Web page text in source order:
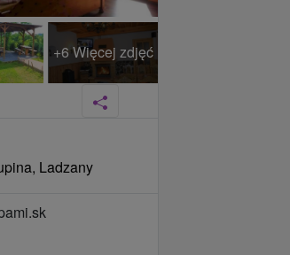
+6 Więcej zdjęć
Ladzany